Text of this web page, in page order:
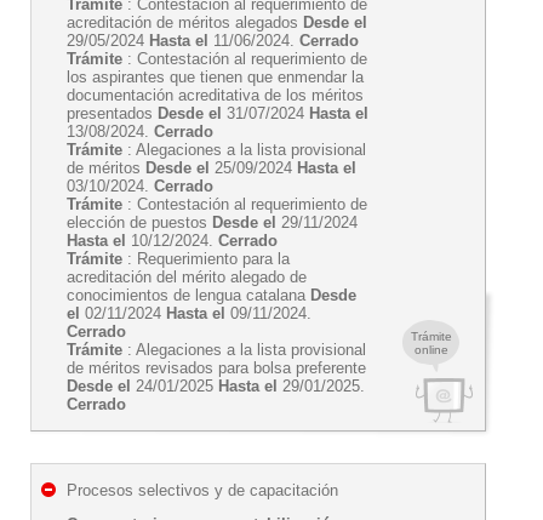
Trámite
online
Trámite : Contestación al requerimiento de
acreditación de méritos alegados Desde el
29/05/2024 Hasta el 11/06/2024. Cerrado
Trámite : Contestación al requerimiento de
los aspirantes que tienen que enmendar la
documentación acreditativa de los méritos
presentados Desde el 31/07/2024 Hasta el
13/08/2024. Cerrado
Trámite : Alegaciones a la lista provisional
de méritos Desde el 25/09/2024 Hasta el
03/10/2024. Cerrado
Trámite : Contestación al requerimiento de
elección de puestos Desde el 29/11/2024
Hasta el 10/12/2024. Cerrado
Trámite : Requerimiento para la
acreditación del mérito alegado de
conocimientos de lengua catalana Desde
el 02/11/2024 Hasta el 09/11/2024.
Cerrado
Trámite : Alegaciones a la lista provisional
de méritos revisados para bolsa preferente
Desde el 24/01/2025 Hasta el 29/01/2025.
Cerrado
Procesos selectivos y de capacitación